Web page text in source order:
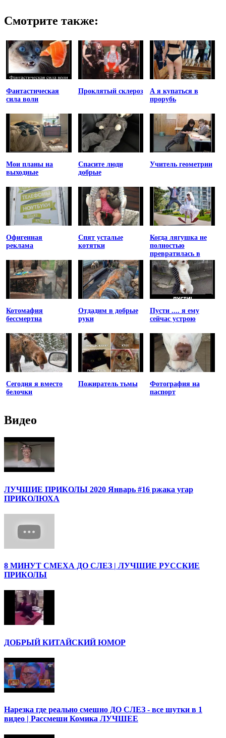
Смотрите также:
Фантастическая
сила воли
Проклятый склероз
А я купаться в
прорубь
Мои планы на
выходные
Спасите люди
добрые
Учитель геометрии
Офигенная
реклама
Спят усталые
котятки
Когда лягушка не
полностью
превратилась в
принцессу
Котомафия
бессмертна
Отдадим в добрые
руки
Пусти .... я ему
сейчас устрою
Сегодня я вместо
белочки
Пожиратель тьмы
Фотография на
паспорт
Видео
ЛУЧШИЕ ПРИКОЛЫ 2020 Январь #16 ржака угар
ПРИКОЛЮХА
8 МИНУТ СМЕХА ДО СЛЕЗ | ЛУЧШИЕ РУССКИЕ
ПРИКОЛЫ
ДОБРЫЙ КИТАЙСКИЙ ЮМОР
Нарезка где реально смешно ДО СЛЕЗ - все шутки в 1
видео | Рассмеши Комика ЛУЧШЕЕ